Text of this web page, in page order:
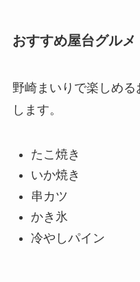
おすすめ屋台グルメ
野崎まいりで楽しめ
します。
たこ焼き
いか焼き
串カツ
かき氷
冷やしパイン